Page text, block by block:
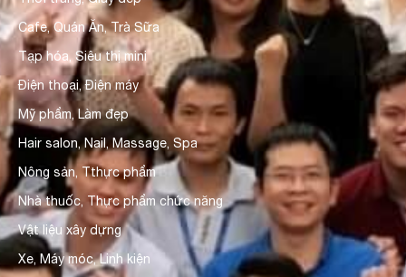
Cafe, Quán Ăn, Trà Sữa
Tạp hóa, Siêu thị mini
Điện thoại, Điện máy
Mỹ phẩm, Làm đẹp
Hair salon, Nail, Massage, Spa
Nông sản, Tthực phẩm
Nhà thuốc, Thực phẩm chức năng
Vật liệu xây dựng
Xe, Máy móc, Linh kiện